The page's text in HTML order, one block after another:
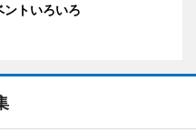
トいろいろ